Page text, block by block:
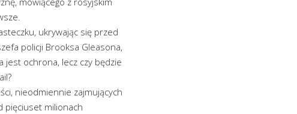
ukrywając się przed
policji Brooksa Gleasona,
jest ochrona, lecz czy będzie
nieodmiennie zajmujących
pięciuset milionach